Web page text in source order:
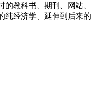
教科书、期刊、网站、
纯经济学、延伸到后来的